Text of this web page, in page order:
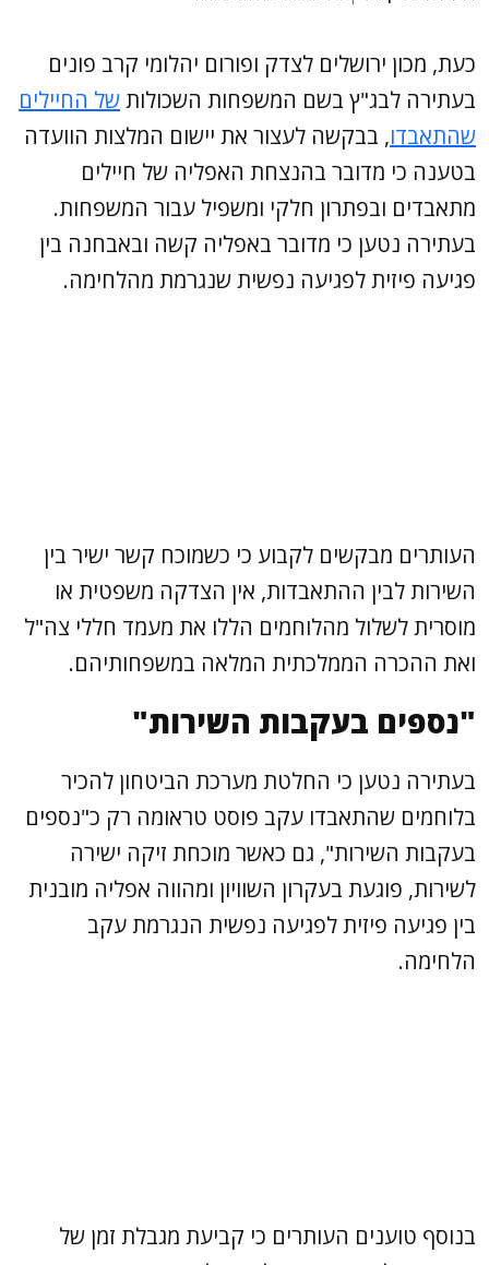
כעת, מכון ירושלים לצדק ופורום יהלומי קרב פונים
בעתירה לבג"ץ בשם המשפחות השכולותשל החיילים
שהתאבדו, בבקשה לעצור את יישום המלצות הוועדה
בטענה כי מדובר בהנצחת האפליה של חיילים
מתאבדים ובפתרון חלקי ומשפיל עבור המשפחות.
בעתירה נטען כי מדובר באפליה קשה ובאבחנה בין
פגיעה פיזית לפגיעה נפשית שנגרמת מהלחימה.
העותרים מבקשים לקבוע כי כשמוכח קשר ישיר בין
השירות לבין ההתאבדות, אין הצדקה משפטית או
מוסרית לשלול מהלוחמים הללו את מעמד חללי צה"ל
ואת ההכרה הממלכתית המלאה במשפחותיהם.
"נספים בעקבות השירות"
בעתירה נטען כי החלטת מערכת הביטחון להכיר
בלוחמים שהתאבדו עקב פוסט טראומה רק כ"נספים
בעקבות השירות", גם כאשר מוכחת זיקה ישירה
לשירות, פוגעת בעקרון השוויון ומהווה אפליה מובנית
בין פגיעה פיזית לפגיעה נפשית הנגרמת עקב
הלחימה.
בנוסף טוענים העותרים כי קביעת מגבלת זמן של